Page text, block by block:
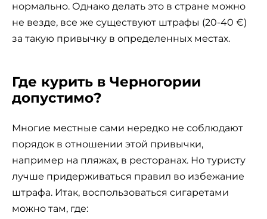
нормально. Однако делать это в стране можно
не везде, все же существуют штрафы (20-40 €)
за такую привычку в определенных местах.
Где курить в Черногории
допустимо?
Многие местные сами нередко не соблюдают
порядок в отношении этой привычки,
например на пляжах, в ресторанах. Но туристу
лучше придерживаться правил во избежание
штрафа. Итак, воспользоваться сигаретами
можно там, где: